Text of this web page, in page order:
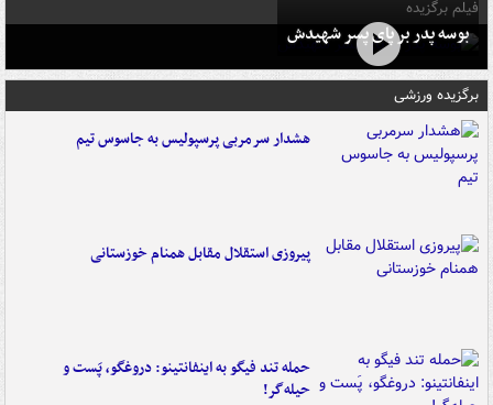
فیلم برگزیده
بوسه‌ پدر بر پای پسر شهیدش
برگزیده ورزشی
هشدار سرمربی پرسپولیس به جاسوس تیم
پیروزی استقلال مقابل همنام خوزستانی
حمله تند فیگو به اینفانتینو: دروغگو، پَست‌ و
حیله‌گر!